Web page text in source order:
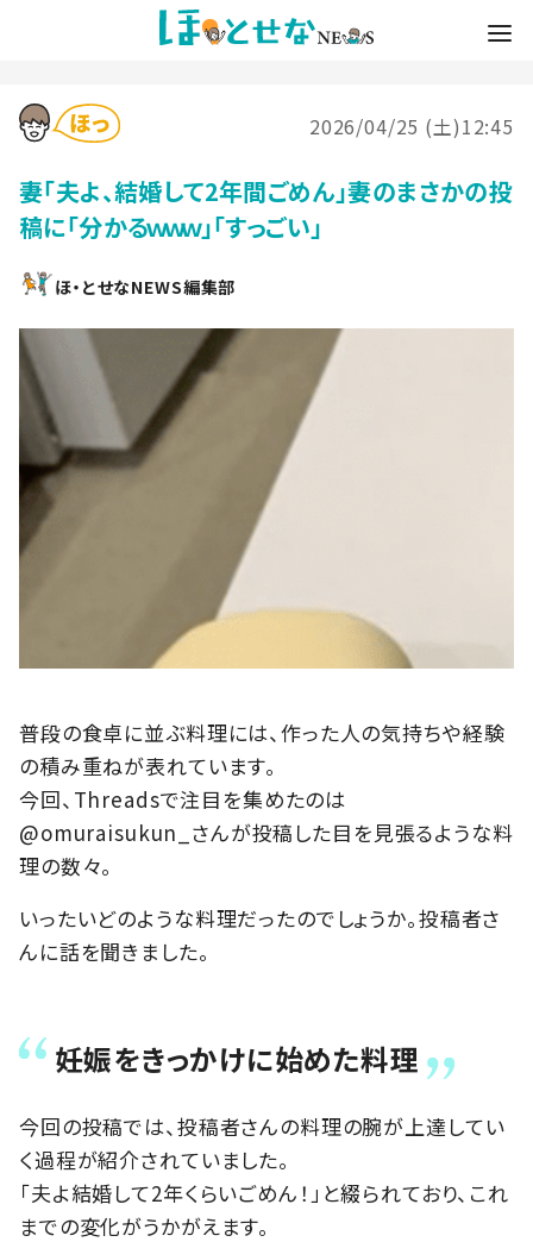
2026/04/25 (土)12:45
妻「夫よ、結婚して2年間ごめん」妻のまさかの投
稿に「分かるｗｗｗ」「すっごい」
ほ・とせなNEWS編集部
普段の食卓に並ぶ料理には、作った人の気持ちや経験
の積み重ねが表れています。
今回、Threadsで注目を集めたのは
@omuraisukun_さんが投稿した目を見張るような料
理の数々。
いったいどのような料理だったのでしょうか。投稿者さ
んに話を聞きました。
妊娠をきっかけに始めた料理
今回の投稿では、投稿者さんの料理の腕が上達してい
く過程が紹介されていました。
「夫よ結婚して2年くらいごめん！」と綴られており、これ
までの変化がうかがえます。